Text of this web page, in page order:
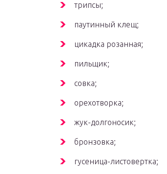
трипсы;
паутинный клещ;
цикадка розанная;
пильщик;
совка;
орехотворка;
жук-долгоносик;
бронзовка;
гусеница-листовертка;